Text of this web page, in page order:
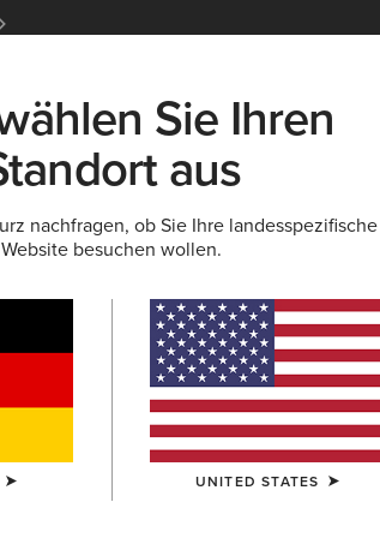
ARIAT LIFE OUTLET
für
Sie Ihren
aus
nachfragen, ob Sie Ihre landesspezifische
Website besuchen wollen.
UNITED STATES